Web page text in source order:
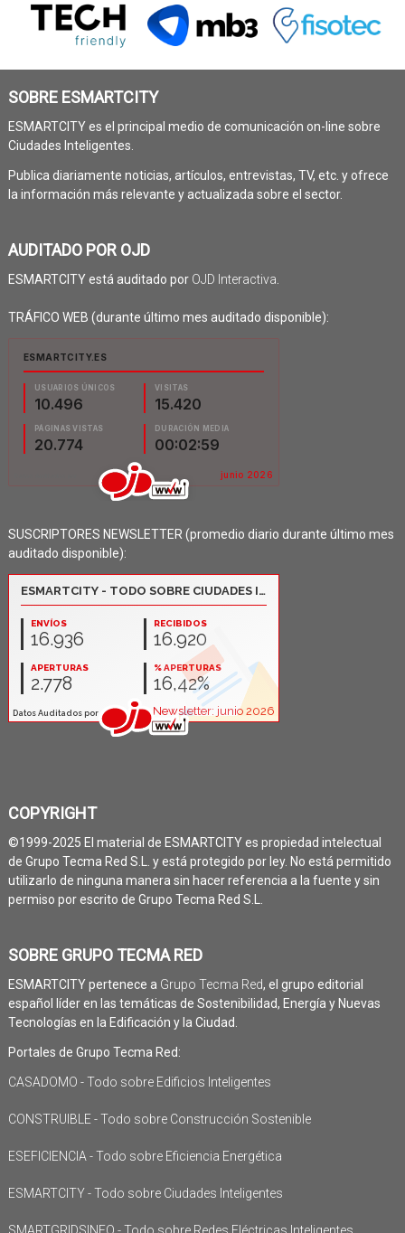
SOBRE ESMARTCITY
ESMARTCITY es el principal medio de comunicación on-line sobre
Ciudades Inteligentes.
Publica diariamente noticias, artículos, entrevistas, TV, etc. y ofrece
la información más relevante y actualizada sobre el sector.
AUDITADO POR OJD
ESMARTCITY está auditado por OJD Interactiva
TRÁFICO WEB (durante último mes auditado disponible):
SUSCRIPTORES NEWSLETTER (promedio diario durante último mes
auditado disponible):
COPYRIGHT
©1999-2025 El material de ESMARTCITY es propiedad intelectual
de Grupo Tecma Red S.L. y está protegido por ley. No está permitido
utilizarlo de ninguna manera sin hacer referencia a la fuente y sin
permiso por escrito de Grupo Tecma Red S.L.
SOBRE GRUPO TECMA RED
ESMARTCITY pertenece a Grupo Tecma Red, el grupo editorial
español líder en las temáticas de Sostenibilidad, Energía y Nuevas
Tecnologías en la Edificación y la Ciudad.
Portales de Grupo Tecma Red:
CASADOMO - Todo sobre Edificios Inteligentes
CONSTRUIBLE - Todo sobre Construcción Sostenible
ESEFICIENCIA - Todo sobre Eficiencia Energética
ESMARTCITY - Todo sobre Ciudades Inteligentes
SMARTGRIDSINFO - Todo sobre Redes Eléctricas Inteligentes